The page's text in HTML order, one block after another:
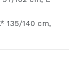
135/140 cm,